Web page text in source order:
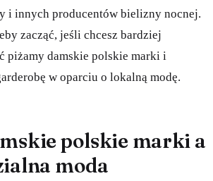
i innych producentów bielizny nocnej.
zacząć, jeśli chcesz bardziej
piżamy damskie polskie marki i
w oparciu o lokalną modę.
polskie marki a
moda